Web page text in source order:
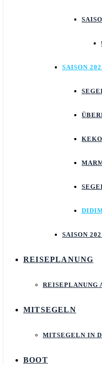
SAISON
SAISON
REISEPLANUNG
REISEPLANUNG
MITSEGELN
MITSEGELN IN
BOOT